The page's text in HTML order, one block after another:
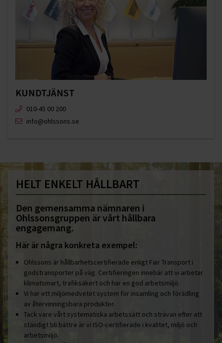
KUNDTJÄNST
010-45 00 200​
info@ohlssons.se
HELT ENKELT HÅLLBART
Den gemensamma nämnaren i
Ohlssonsgruppen är vårt hållbara
engagemang.
Här är några konkreta exempel:
Ohlssons är hållbarhetscertifierade enligt Fair Transport i
godstransporter på väg. Certifieringen innebär att vi arbetar
klimatsmart, trafiksäkert och har en god arbetsmiljö.
Vi har ett miljömedvetet system för insamling och förädling
av återvinningsbara produkter.
Tack vare vårt systematiska arbetssätt och strävan efter att
ständigt bli bättre är vi ISO-certifierade i kvalitet, miljö och
arbetsmiljö.